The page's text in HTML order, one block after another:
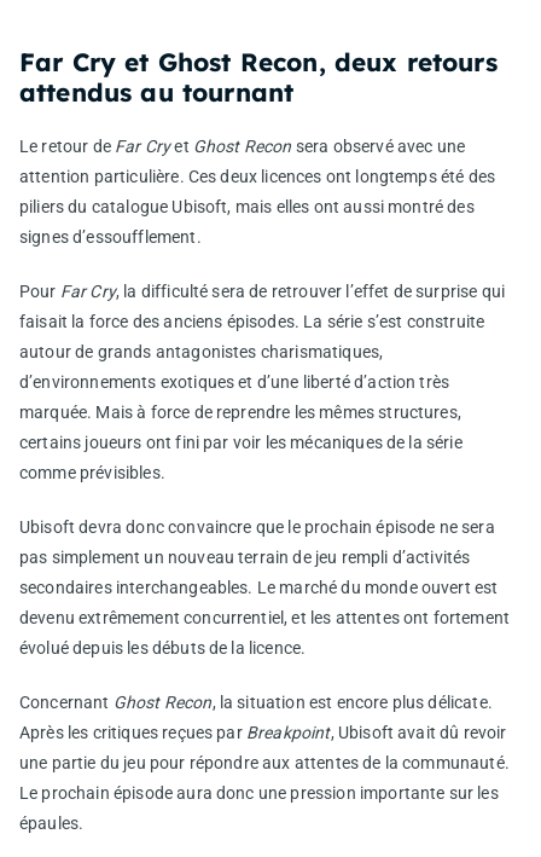
Far Cry et Ghost Recon, deux retours
attendus au tournant
Le retour de Far Cryet Ghost Recon sera observé avec une
attention particulière. Ces deux licences ont longtemps été des
piliers du catalogue Ubisoft, mais elles ont aussi montré des
signes d’essoufflement.
Pour Far Cry, la difficulté sera de retrouver l’effet de surprise qui
faisait la force des anciens épisodes. La série s’est construite
autour de grands antagonistes charismatiques,
d’environnements exotiques et d’une liberté d’action très
marquée. Mais à force de reprendre les mêmes structures,
certains joueurs ont fini par voir les mécaniques de la série
comme prévisibles.
Ubisoft devra donc convaincre que le prochain épisode ne sera
pas simplement un nouveau terrain de jeu rempli d’activités
secondaires interchangeables. Le marché du monde ouvert est
devenu extrêmement concurrentiel, et les attentes ont fortement
évolué depuis les débuts de la licence.
Concernant Ghost Recon, la situation est encore plus délicate.
Après les critiques reçues par Breakpoint, Ubisoft avait dû revoir
une partie du jeu pour répondre aux attentes de la communauté.
Le prochain épisode aura donc une pression importante sur les
épaules.